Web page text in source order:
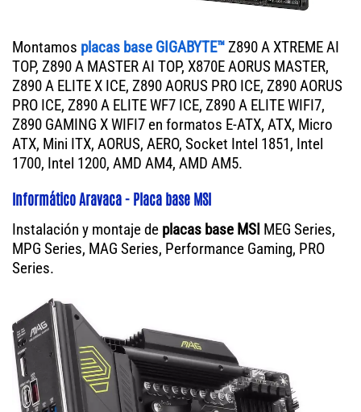
Montamos placas base GIGABYTE™Z890 A XTREME AI
TOP, Z890 A MASTER AI TOP, X870E AORUS MASTER,
Z890 A ELITE X ICE, Z890 AORUS PRO ICE, Z890 AORUS
PRO ICE, Z890 A ELITE WF7 ICE, Z890 A ELITE WIFI7,
Z890 GAMING X WIFI7 en formatos E-ATX, ATX, Micro
ATX, Mini ITX, AORUS, AERO, Socket Intel 1851, Intel
1700, Intel 1200, AMD AM4, AMD AM5.
Informático Aravaca - Placa base MSI
Instalación y montaje de placas base MSI MEG Series,
MPG Series, MAG Series, Performance Gaming, PRO
Series.